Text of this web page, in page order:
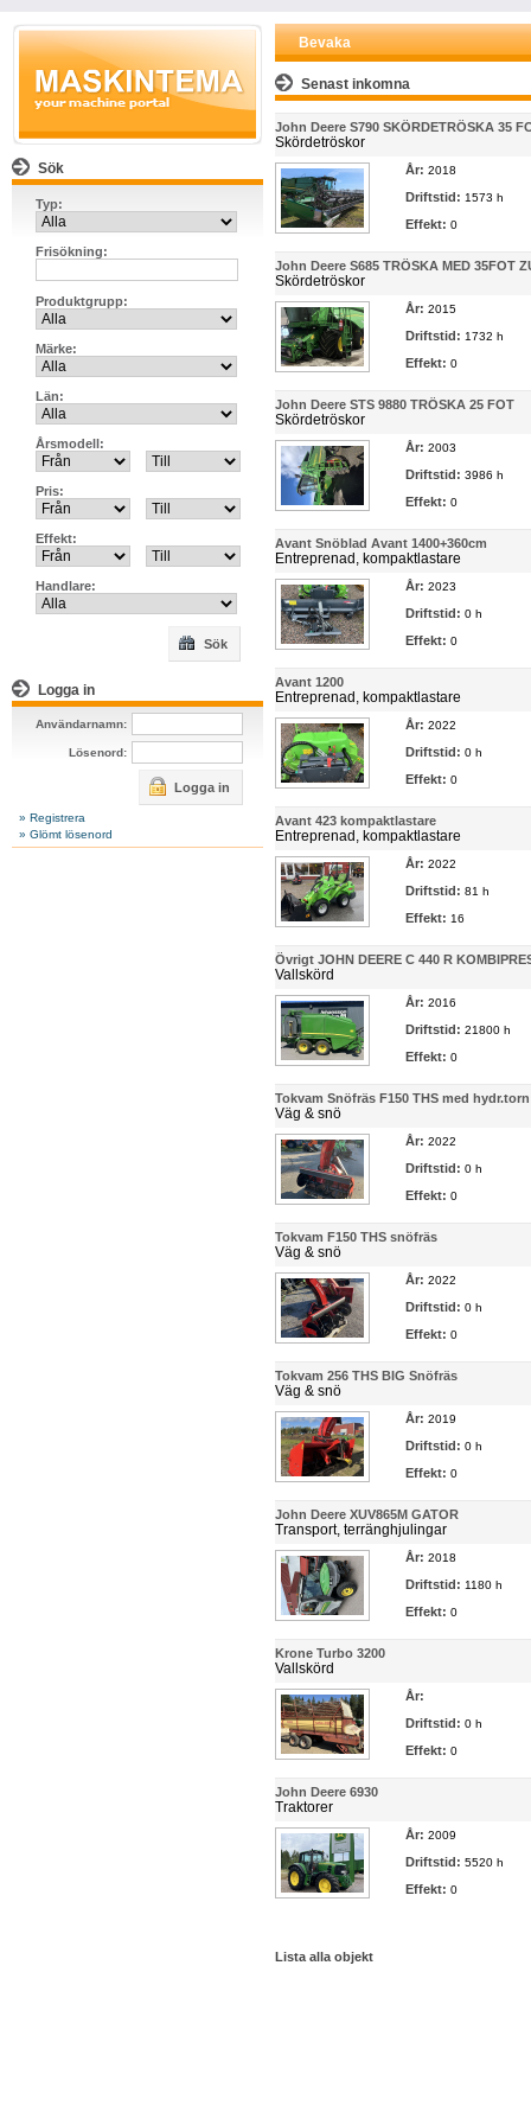
Sök
Typ:
Frisökning:
Produktgrupp:
Märke:
Län:
Årsmodell:
Pris:
Effekt:
Handlare:
Sök
Logga in
Användarnamn:
Lösenord:
Logga in
» Registrera
» Glömt lösenord
Bevaka
Senast inkomna
John Deere S790 SKÖRDETRÖSKA 35
Skördetröskor
År: 2018
Driftstid: 1573 h
Effekt: 0
John Deere S685 TRÖSKA MED 35FOT
Skördetröskor
År: 2015
Driftstid: 1732 h
Effekt: 0
John Deere STS 9880 TRÖSKA 25 FOT
Skördetröskor
År: 2003
Driftstid: 3986 h
Effekt: 0
Avant Snöblad Avant 1400+360cm
Entreprenad, kompaktlastare
År: 2023
Driftstid: 0 h
Effekt: 0
Avant 1200
Entreprenad, kompaktlastare
År: 2022
Driftstid: 0 h
Effekt: 0
Avant 423 kompaktlastare
Entreprenad, kompaktlastare
År: 2022
Driftstid: 81 h
Effekt: 16
Övrigt JOHN DEERE C 440 R
Vallskörd
År: 2016
Driftstid: 21800 h
Effekt: 0
Tokvam Snöfräs F150 THS med hydr.torn
Väg & snö
År: 2022
Driftstid: 0 h
Effekt: 0
Tokvam F150 THS snöfräs
Väg & snö
År: 2022
Driftstid: 0 h
Effekt: 0
Tokvam 256 THS BIG Snöfräs
Väg & snö
År: 2019
Driftstid: 0 h
Effekt: 0
John Deere XUV865M GATOR
Transport, terränghjulingar
År: 2018
Driftstid: 1180 h
Effekt: 0
Krone Turbo 3200
Vallskörd
År:
Driftstid: 0 h
Effekt: 0
John Deere 6930
Traktorer
År: 2009
Driftstid: 5520 h
Effekt: 0
Lista alla objekt